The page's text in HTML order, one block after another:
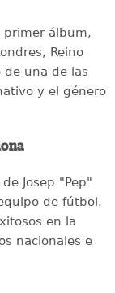
primer álbum,
Reino
de una de las
y el género
Josep "Pep"
de fútbol.
en la
nacionales e